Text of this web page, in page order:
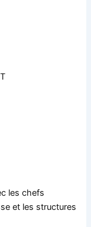
les chefs
et les structures